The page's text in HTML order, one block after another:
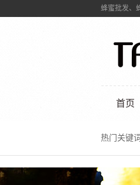
蜂蜜批发、
首页
联系
热门关键